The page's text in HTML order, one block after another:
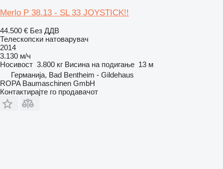
Merlo P 38.13 - SL 33 JOYSTICK!!
44.500 € Без ДДВ
Телескопски натоварувач
2014
3.130 м/ч
Носивост 3.800 кг Висина на подигање 13 м
Германија, Bad Bentheim - Gildehaus
ROPA Baumaschinen GmbH
Контактирајте го продавачот